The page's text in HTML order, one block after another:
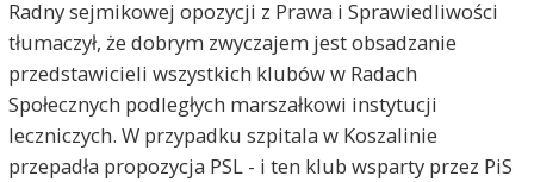
Radny sejmikowej opozycji z Prawa i Sprawiedliwości
tłumaczył, że dobrym zwyczajem jest obsadzanie
przedstawicieli wszystkich klubów w Radach
Społecznych podległych marszałkowi instytucji
leczniczych. W przypadku szpitala w Koszalinie
przepadła propozycja PSL - i ten klub wsparty przez PiS